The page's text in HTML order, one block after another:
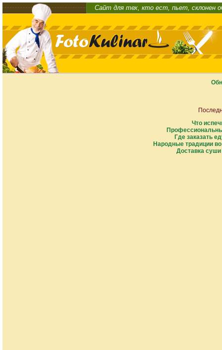
Сайт для тех, кто ест, пьет, склонен
Что
Где заказать
Народные традиции
Доставка